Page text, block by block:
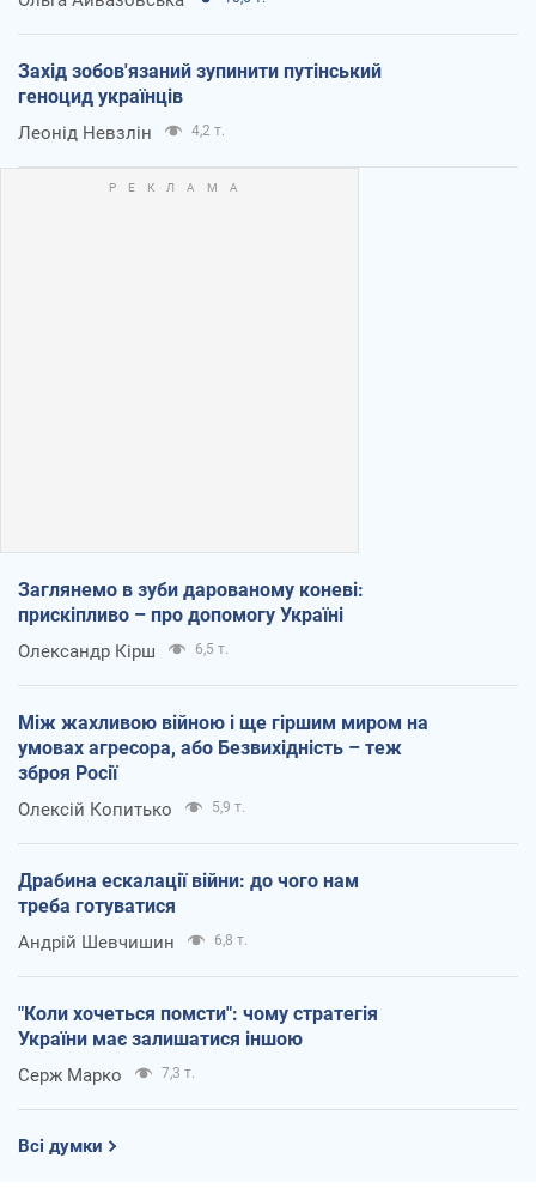
Захід зобов'язаний зупинити путінський
геноцид українців
Леонід Невзлін 4,2 т.
Заглянемо в зуби дарованому коневі:
прискіпливо – про допомогу Україні
Олександр Кірш 6,5 т.
Між жахливою війною і ще гіршим миром на
умовах агресора, або Безвихідність – теж
зброя Росії
Олексій Копитько 5,9 т.
Драбина ескалації війни: до чого нам
треба готуватися
Андрій Шевчишин 6,8 т.
"Коли хочеться помсти": чому стратегія
України має залишатися іншою
Серж Марко 7,3 т.
Всі думки